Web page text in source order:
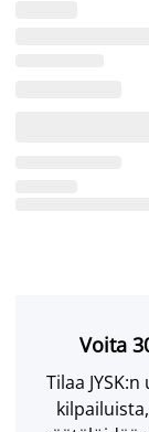
Voita
Tilaa